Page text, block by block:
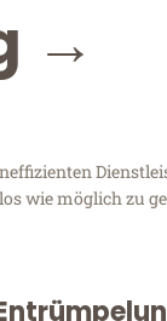
→
wie möglich zu